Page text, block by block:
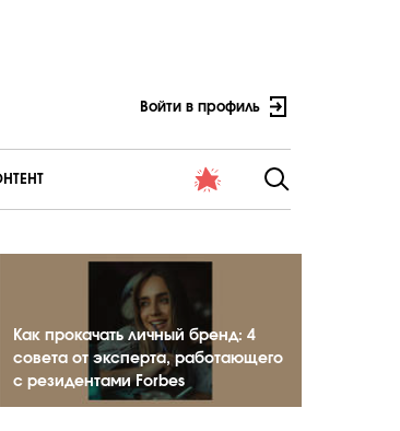
Войти в профиль
Как прокачать личный бренд: 4
совета от эксперта, работающего
с резидентами Forbes